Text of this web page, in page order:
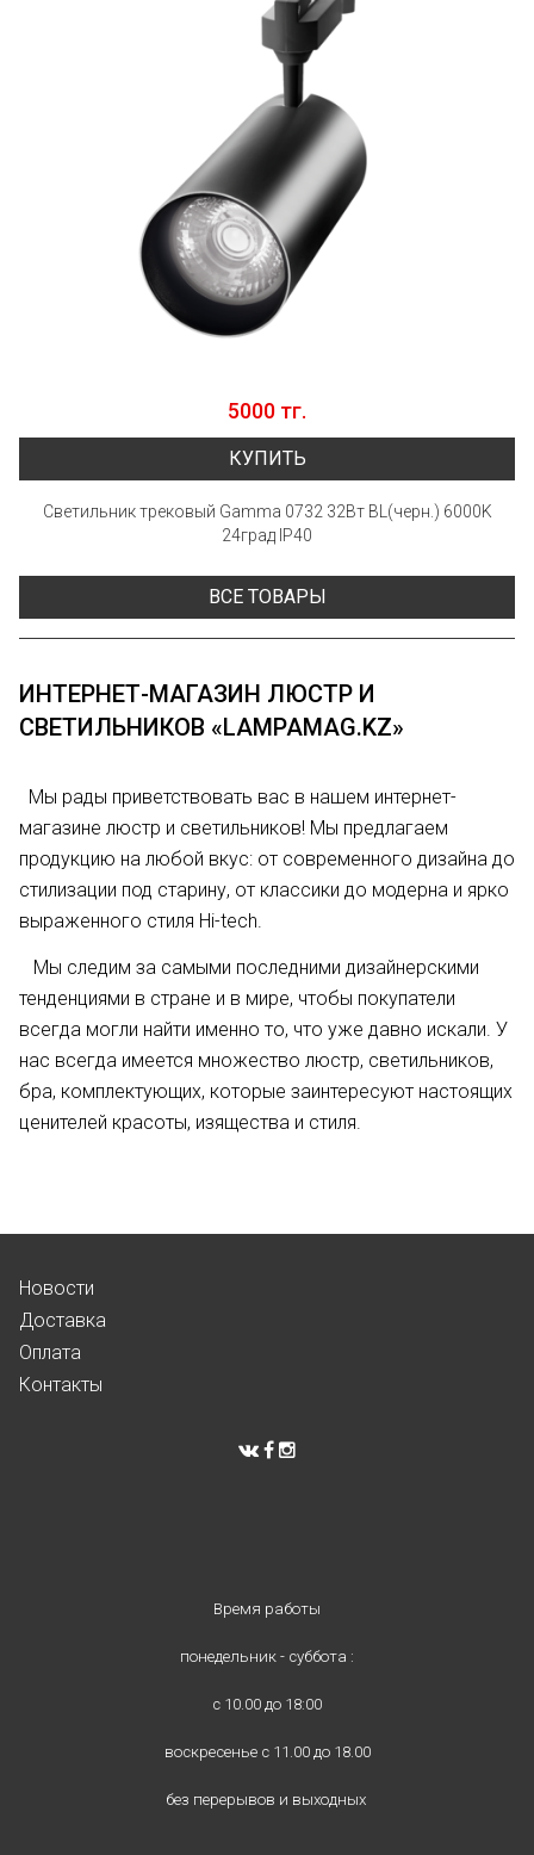
5000 тг.
КУПИТЬ
Светильник трековый Gamma 0732 32Вт BL(черн.) 6000K
24град IP40
ВСЕ ТОВАРЫ
ИНТЕРНЕТ-МАГАЗИН ЛЮСТР И
СВЕТИЛЬНИКОВ «LAMPAMAG.KZ»
Мы рады приветствовать вас в нашем интернет-
магазине люстр и светильников! Мы предлагаем
продукцию на любой вкус: от современного дизайна до
стилизации под старину, от классики до модерна и ярко
выраженного стиля Hi-tech.
Мы следим за самыми последними дизайнерскими
тенденциями в стране и в мире, чтобы покупатели
всегда могли найти именно то, что уже давно искали. У
нас всегда имеется множество люстр, светильников,
бра, комплектующих, которые заинтересуют настоящих
ценителей красоты, изящества и стиля.
Новости
Доставка
Оплата
Контакты
Время работы
понедельник - суббота :
с 10.00 до 18:00
воскресенье с 11.00 до 18.00
без перерывов и выходных